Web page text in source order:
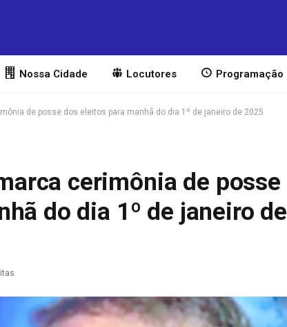
Nossa Cidade Locutores Programação
de posse dos eleitos para manhã do dia 1º de janeiro de 2025
cerimônia de posse
do dia 1º de janeiro de